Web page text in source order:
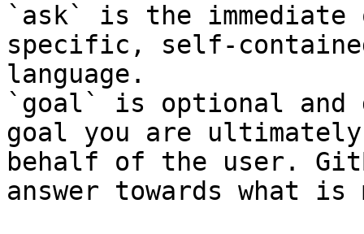
`ask` is the
specific, self-
language.
`goal` is optional and
goal you are
behalf of the user.
answer towards what